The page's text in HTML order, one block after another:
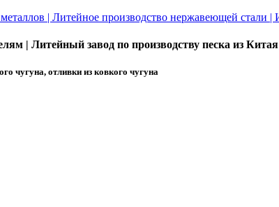
| Литейный завод по производству песка из Китая
чугуна, отливки из ковкого чугуна